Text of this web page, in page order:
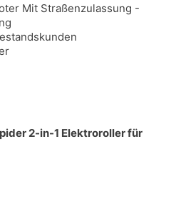
Mit Straßenzulassung -
2-in-1 Elektroroller für